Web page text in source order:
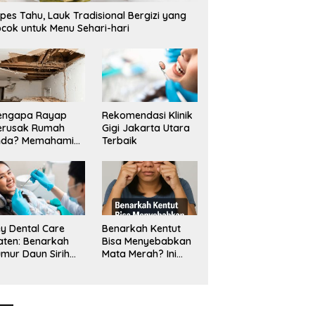
LSM PAKAR ke KPK
Jawa_
Tahu, Lauk Tradisional Bergizi yang
untuk Menu Sehari-hari
Rayap
Rumah
Memahami
Rekomendasi Klinik
Gigi Jakarta Utara
Terbaik
Dental Care
Benarkah
Daun Sirih
Benarkah Kentut
Bisa Menyebabkan
Mata Merah? Ini